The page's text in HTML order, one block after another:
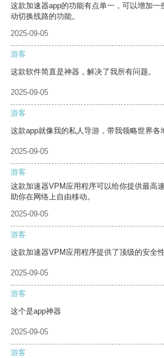
这款加速器app的功能有点单一，可以增加一
动切换线路的功能。
2025-09-05
游客
这款软件简直是神器，解决了我所有问题。
2025-09-05
游客
这款app就像我的私人导游，带我领略世界各
2025-09-05
游客
这款加速器VPM应用程序可以给你提供最高
助你在网络上自由移动。
2025-09-05
游客
这款加速器VPM应用程序提供了顶级的安全性
2025-09-05
游客
这个是app神器
2025-09-05
游客